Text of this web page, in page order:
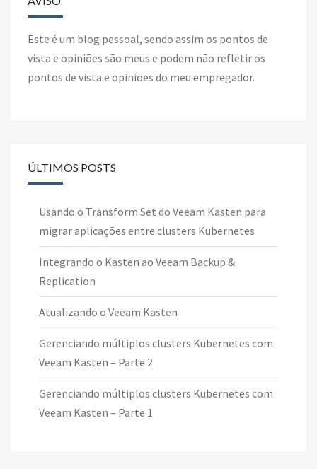
Este é um blog pessoal, sendo assim os pontos de
vista e opiniões são meus e podem não refletir os
pontos de vista e opiniões do meu empregador.
ÚLTIMOS POSTS
Usando o Transform Set do Veeam Kasten para
migrar aplicações entre clusters Kubernetes
Integrando o Kasten ao Veeam Backup &
Replication
Atualizando o Veeam Kasten
Gerenciando múltiplos clusters Kubernetes com
Veeam Kasten – Parte 2
Gerenciando múltiplos clusters Kubernetes com
Veeam Kasten – Parte 1